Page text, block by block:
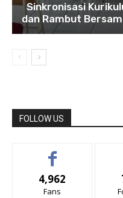
Sinkronisasi
dan Rambut
FOLLOW US
4,962
Fans